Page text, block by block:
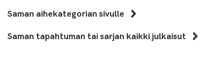
Saman aihekategorian sivulle
Saman tapahtuman tai sarjan kaikki julkaisut